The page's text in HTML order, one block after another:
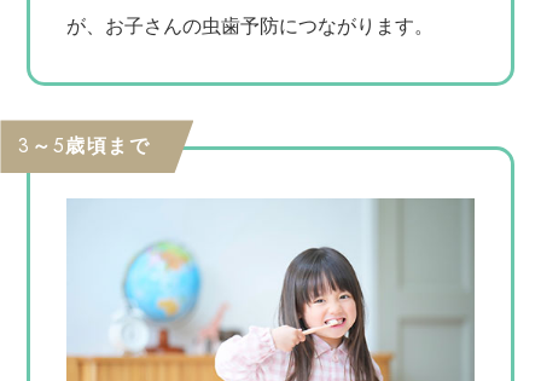
が、お子さんの虫歯予防につながります。
3～5歳頃まで